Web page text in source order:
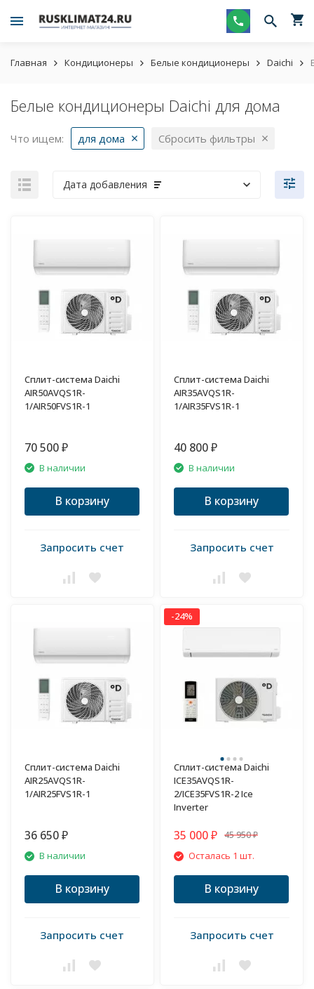
Главная Кондиционеры Белые кондиционеры Daichi
Белые кондиционеры Daichi для дома
Что ищем: для дома Сбросить фильтры
Дата добавления
Сплит-система Daichi
AIR50AVQS1R-
1/AIR50FVS1R-1
70 500 ₽
В наличии
В корзину
Запросить счет
Сплит-система Daichi
AIR35AVQS1R-
1/AIR35FVS1R-1
40 800 ₽
В наличии
В корзину
Запросить счет
Сплит-система Daichi
AIR25AVQS1R-
1/AIR25FVS1R-1
36 650 ₽
В наличии
В корзину
Запросить счет
-24%
Сплит-система Daichi
ICE35AVQS1R-
2/ICE35FVS1R-2 Ice
Inverter
35 000 ₽ 45 950 ₽
Осталась 1 шт.
В корзину
Запросить счет